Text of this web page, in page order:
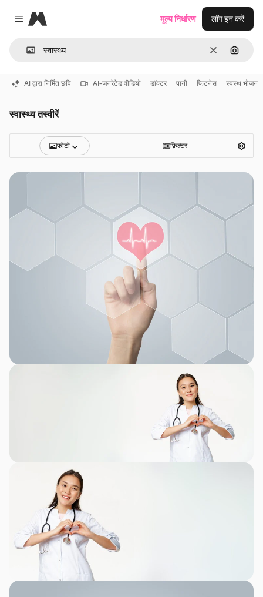
Close menu
Magnific
साफ़ इमेज से
मूल्य निर्धारण लॉग इन करें
AI द्वारा निर्मित छवि AI-जनरेटेड वीडियो डॉक्टर पानी फिटनेस स्वस्थ भोजन
स्वास्थ्य तस्वीरें
फोटो फ़िल्टर